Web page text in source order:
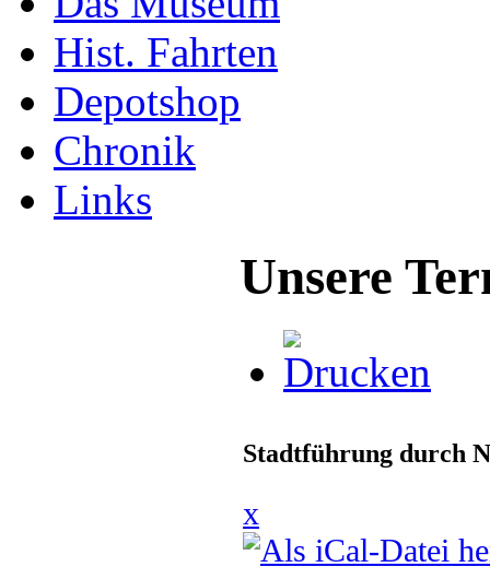
Hist. Fahrten
Depotshop
Chronik
Links
Unsere
Stadtführung durch
x